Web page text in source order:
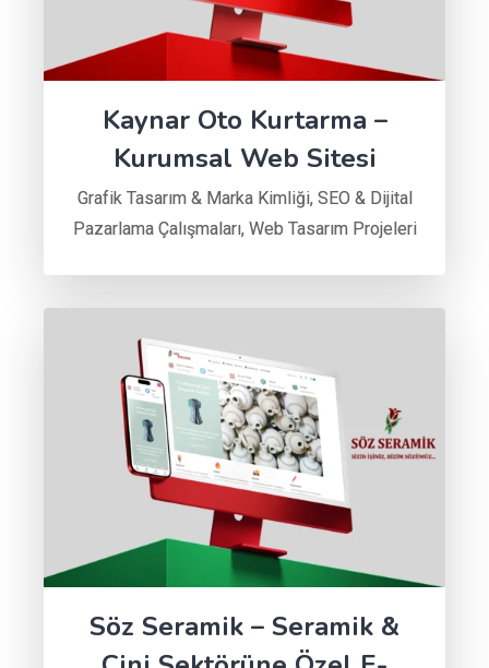
Kaynar Oto Kurtarma –
Kurumsal Web Sitesi
Grafik Tasarım & Marka Kimliği, SEO & Dijital
Pazarlama Çalışmaları, Web Tasarım Projeleri
Söz Seramik – Seramik &